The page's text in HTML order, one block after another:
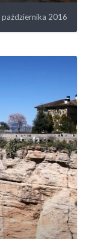
października 2016